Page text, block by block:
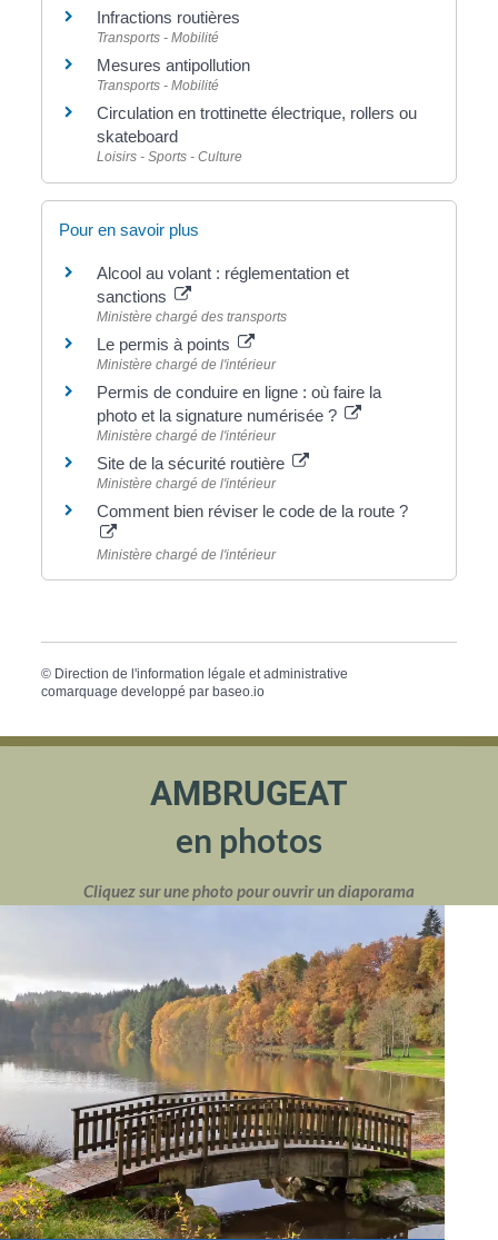
Infractions routières
Transports - Mobilité
Mesures antipollution
Transports - Mobilité
Circulation en trottinette électrique, rollers ou
skateboard
Loisirs - Sports - Culture
Pour en savoir plus
Alcool au volant : réglementation et
sanctions
Ministère chargé des transports
Le permis à points
Ministère chargé de l'intérieur
Permis de conduire en ligne : où faire la
photo et la signature numérisée ?
Ministère chargé de l'intérieur
Site de la sécurité routière
Ministère chargé de l'intérieur
Comment bien réviser le code de la route ?
Ministère chargé de l'intérieur
© Direction de l'information légale et administrative
comarquage developpé parbaseo.io
AMBRUGEAT
en photos
Cliquez sur une photo pour ouvrir un diaporama